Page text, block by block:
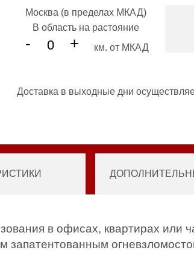
Москва (в пределах МКАД)
В область на растояние
- + км. от МКАД
Доставка в выходные дни
в офисах, квартирах или
запатентованным